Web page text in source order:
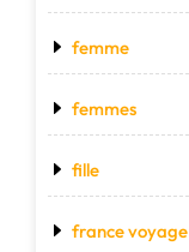
femme
femmes
fille
france voyage